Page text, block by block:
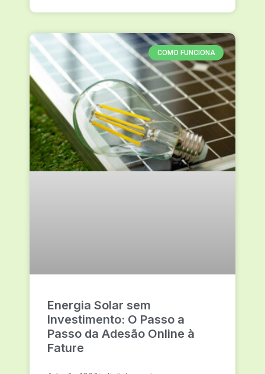
COMO FUNCIONA
Energia Solar sem
Investimento: O Passo a
Passo da Adesão Online à
Fature